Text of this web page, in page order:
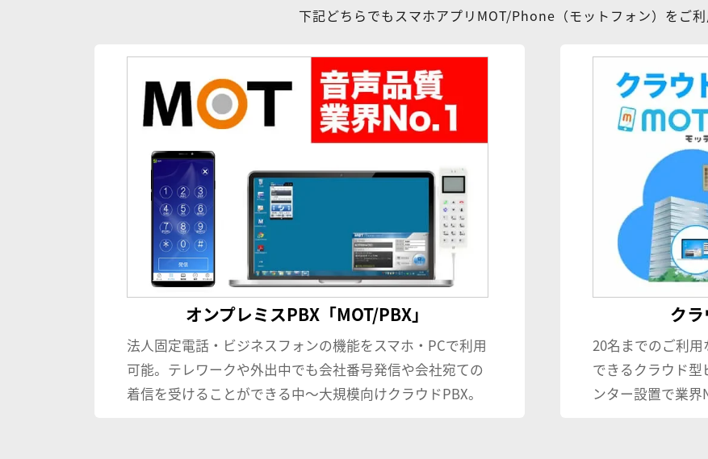
下記どちらでもスマホアプリMOT/Phone（モットフォン）をご利
オンプレミスPBX「MOT/PBX」
法人固定電話・ビジネスフォンの機能をスマホ・PCで利用
可能。テレワークや外出中でも会社番号発信や会社宛ての
着信を受けることができる中〜大規模向けクラウドPBX。
クラ
20名までのご利
できるクラウド型
ンター設置で業界